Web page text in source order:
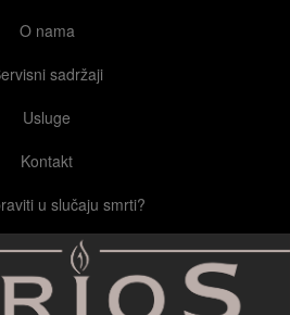
O nama
sadržaji
Usluge
Kontakt
u slučaju smrti?